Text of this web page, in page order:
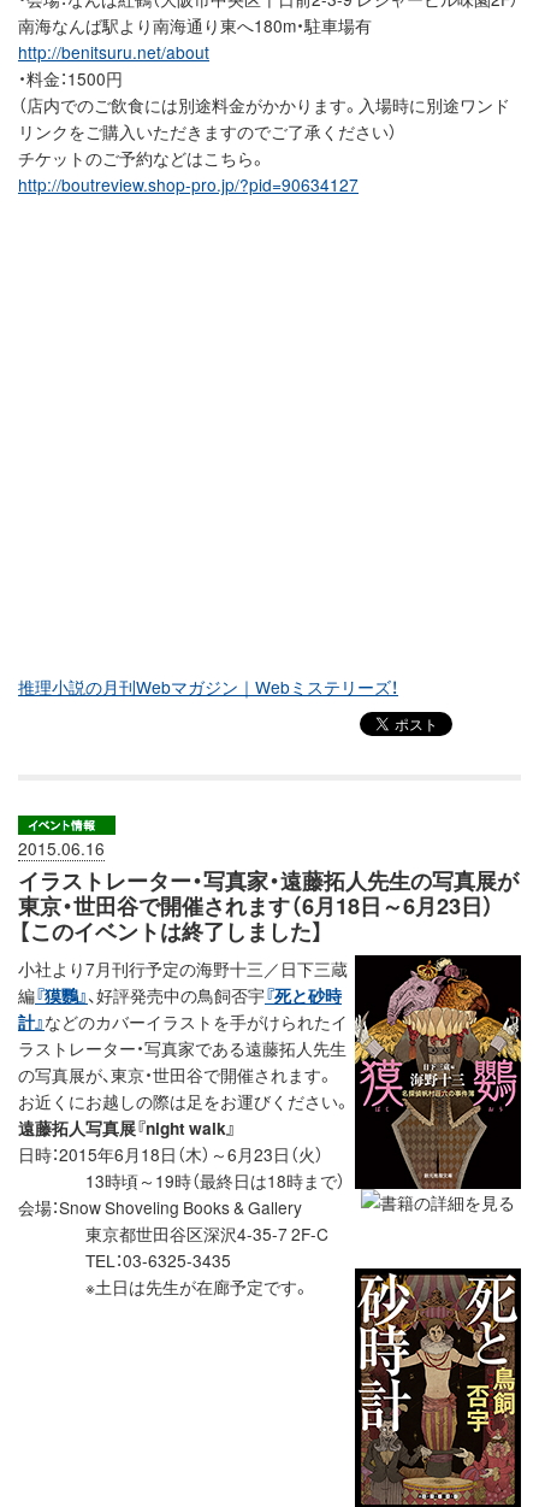
南海なんば駅より南海通り東へ180m・駐車場有
http://benitsuru.net/about
・料金：1500円
（店内でのご飲食には別途料金がかかります。入場時に別途ワンド
リンクをご購入いただきますのでご了承ください）
チケットのご予約などはこちら。
http://boutreview.shop-pro.jp/?pid=90634127
推理小説の月刊Webマガジン｜Webミステリーズ！
2015.06.16
イラストレーター・写真家・遠藤拓人先生の写真展が
東京・世田谷で開催されます（6月18日～6月23日）
【このイベントは終了しました】
小社より7月刊行予定の海野十三／日下三蔵
編『獏鸚』、好評発売中の鳥飼否宇『死と砂時
計』などのカバーイラストを手がけられたイ
ラストレーター・写真家である遠藤拓人先生
の写真展が、東京・世田谷で開催されます。
お近くにお越しの際は足をお運びください。
遠藤拓人写真展『night walk』
日時：2015年6月18日（木）～6月23日（火）
13時頃～19時（最終日は18時まで）
会場：Snow Shoveling Books & Gallery
東京都世田谷区深沢4-35-7 2F-C
TEL：03-6325-3435
※土日は先生が在廊予定です。